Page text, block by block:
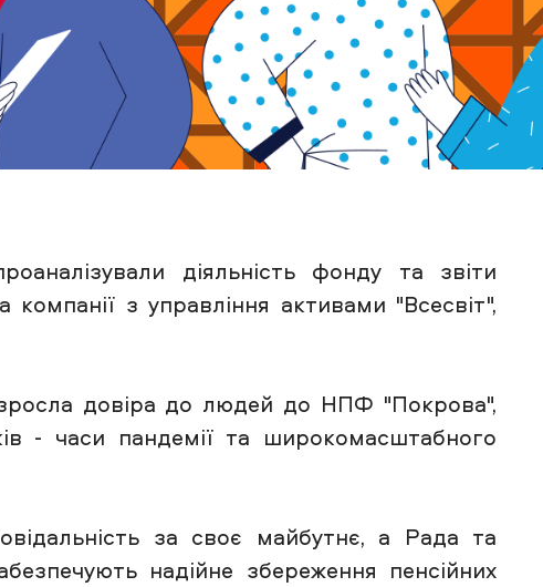
діяльність фонду та звіти
з управління активами "Всесвіт",
довіра до людей до НПФ "Покрова",
- часи пандемії та широкомасштабного
за своє майбутнє, а Рада та
надійне збереження пенсійних